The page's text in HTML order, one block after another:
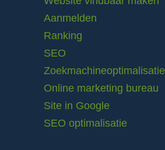
Aanmelden
Ranking
SEO
Zoekmachineoptimalisatie
Online marketing bureau
Site in Google
SEO optimalisatie